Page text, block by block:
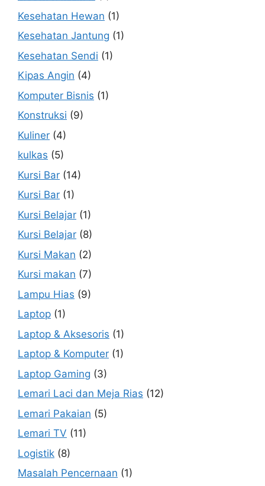
Kesehatan Hewan (1)
Kesehatan Jantung (1)
Kesehatan Sendi (1)
Kipas Angin (4)
Komputer Bisnis (1)
Konstruksi (9)
Kuliner (4)
kulkas (5)
Kursi Bar (14)
Kursi Bar (1)
Kursi Belajar (1)
Kursi Belajar (8)
Kursi Makan (2)
Kursi makan (7)
Lampu Hias (9)
Laptop (1)
Laptop & Aksesoris (1)
Laptop & Komputer (1)
Laptop Gaming (3)
Lemari Laci dan Meja Rias (12)
Lemari Pakaian (5)
Lemari TV (11)
Logistik (8)
Masalah Pencernaan (1)